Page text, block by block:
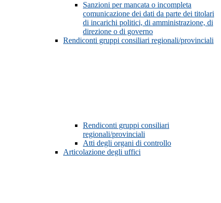
Sanzioni per mancata o incompleta
comunicazione dei dati da parte dei titolari
di incarichi politici, di amministrazione, di
direzione o di governo
Rendiconti gruppi consiliari regionali/provinciali
Rendiconti gruppi consiliari
regionali/provinciali
Atti degli organi di controllo
Articolazione degli uffici